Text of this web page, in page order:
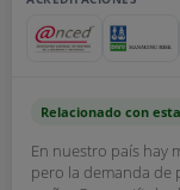
Relacionado con
En nuestro país hay
pero la demanda de